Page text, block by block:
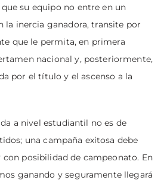
su equipo no entre en un
la inercia ganadora, transite por
que le permita, en primera
nacional y, posteriormente,
por el título y el ascenso a la
a nivel estudiantil no es de
una campaña exitosa debe
posibilidad de campeonato. En
ganando y seguramente llegará